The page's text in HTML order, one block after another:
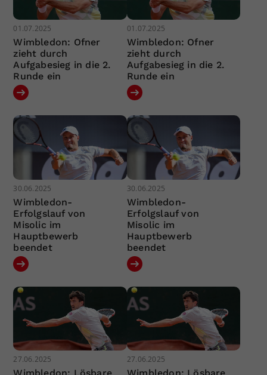
01.07.2025
Wimbledon: Ofner
zieht durch
Aufgabesieg in die 2.
Runde ein
01.07.2025
Wimbledon: Ofner
zieht durch
Aufgabesieg in die 2.
Runde ein
30.06.2025
Wimbledon-
Erfolgslauf von
Misolic im
Hauptbewerb
beendet
30.06.2025
Wimbledon-
Erfolgslauf von
Misolic im
Hauptbewerb
beendet
27.06.2025 27.06.2025